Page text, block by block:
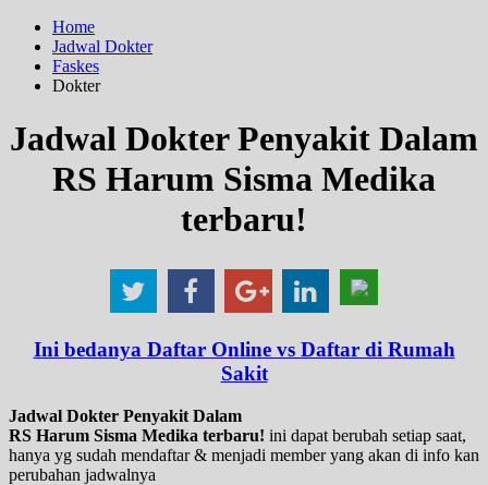
Home
Jadwal Dokter
Faskes
Dokter
Jadwal Dokter Penyakit Dalam
RS Harum Sisma Medika
terbaru!
Ini bedanya Daftar Online vs Daftar di Rumah
Sakit
Jadwal Dokter Penyakit Dalam
RS Harum Sisma Medika terbaru! ini dapat berubah setiap saat,
hanya yg sudah mendaftar & menjadi member yang akan di info kan
perubahan jadwalnya